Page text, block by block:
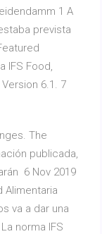
1 A
prevista
IFS Food,
6.1. 7
The
publicada,
6 Nov 2019
Alimentaria
va a dar una
norma IFS